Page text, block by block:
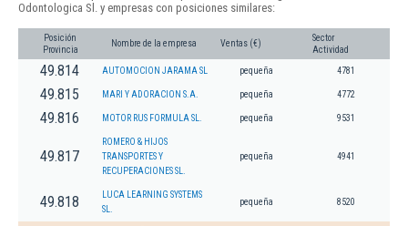
Odontologica Sl. y empresas con posiciones similares:
Posición
Provincia
Nombre de la empresa Ventas (€)
Sector
Actividad
49.814 AUTOMOCION JARAMA SL pequeña 4781
49.815 MARI Y ADORACION S.A. pequeña 4772
49.816 MOTOR RUS FORMULA SL. pequeña 9531
49.817
ROMERO & HIJOS
TRANSPORTES Y
RECUPERACIONES SL.
pequeña 4941
49.818
LUCA LEARNING SYSTEMS
SL.
pequeña 8520